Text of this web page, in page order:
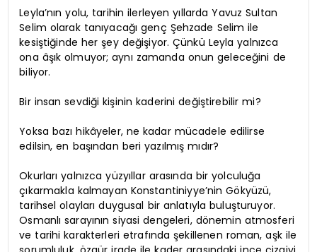
Leyla’nın yolu, tarihin ilerleyen yıllarda Yavuz Sultan
Selim olarak tanıyacağı genç Şehzade Selim ile
kesiştiğinde her şey değişiyor. Çünkü Leyla yalnızca
ona âşık olmuyor; aynı zamanda onun geleceğini de
biliyor.
Bir insan sevdiği kişinin kaderini değiştirebilir mi?
Yoksa bazı hikâyeler, ne kadar mücadele edilirse
edilsin, en başından beri yazılmış mıdır?
Okurları yalnızca yüzyıllar arasında bir yolculuğa
çıkarmakla kalmayan Konstantiniyye’nin Gökyüzü,
tarihsel olayları duygusal bir anlatıyla buluşturuyor.
Osmanlı sarayının siyasi dengeleri, dönemin atmosferi
ve tarihi karakterleri etrafında şekillenen roman, aşk ile